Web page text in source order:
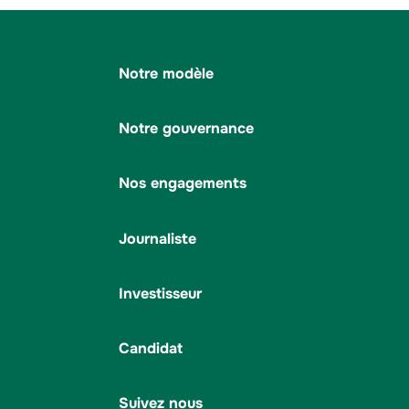
Notre modèle
Notre gouvernance
Nos engagements
Journaliste
Investisseur
Candidat
Suivez nous